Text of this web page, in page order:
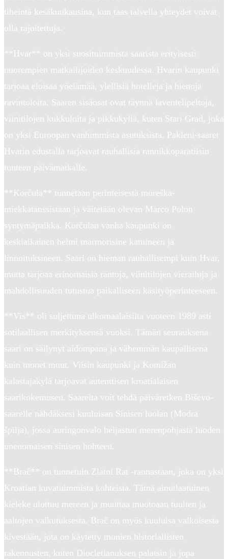
tiheintä kesäkuukausina, kun taas talvella yhteydet voivat
olla rajoitettuja.
**Hvar** on yksi suosituimmista saarista erityisesti
nuorempien matkailijoiden keskuudessa. Hvarin kaupunki
tarjoaa eloisaa yöelämää, ylellisiä hotelleja ja hienoja
ravintoloita. Saaren sisäosat ovat täynnä laventelipeltoja,
viinitilojen kukkuloita ja pikkukyliä, kuten Stari Grad, joka
on yksi Euroopan vanhimmista asutuksista. Pakleni-saaret
Hvarin edustalla tarjoavat rauhallisia rannikkoparatiisin
tunteen päivämatkalle.
**Korčula** tunnetaan perinteisestä moreška-
miekkatanssistaan ja väitetään olevan Marco Polon
syntymäpaikka. Korčulan vanha kaupunki on
keskiaikainen helmi marmorisine katuineen ja
linnoituksineen. Saari on hieman rauhallisempi kuin Hvar,
mutta tarjoaa erinomaisia rantoja, viinitilojen vierailuja ja
mahdollisuuden tutustua paikalliseen käsityöperinteeseen.
**Vis** oli suljettuna ulkomaalaisilta vuoteen 1989 asti
sotilaallisen merkityksensä vuoksi. Tämän seurauksena
saari on säilynyt aidompana ja vähemmän kaupallisena
kuin monet muut. Viisin kaupunki ja Komižan
kalastajakylä tarjoavat autenttisen kroatialaisen
saarikokemusen. Saarelta voit tehdä päiväretken Biševo-
saarelle nähdäksesi kuuluisan Sinisen luolan (Modra
špilja), jossa auringonvalo heijastuu merenpohjasta luoden
unenomaisen sinisen hohteen.
**Brač** on tunnetuin Zlatni Rat -rannastaan, joka on yksi
Kroatian kuvatuimmista kohteista. Tämä ainutlaatuinen
kieleke ulottuu mereen ja muuttaa muotoaan tuulten ja
aaltojen vaikutuksesta. Brač on myös kuuluisa valkoisesta
kivestään, jota on käytetty monien historiallisten
rakennusten, kuten Diocletianuksen palatsin ja jopa